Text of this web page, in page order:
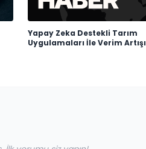
Yapay Zeka Destekli Tarım
Uygulamaları İle Verim Artışı